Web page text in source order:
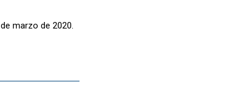
marzo de 2020.